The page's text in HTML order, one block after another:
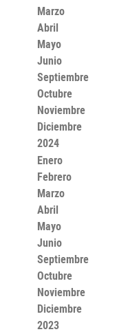
Marzo
Abril
Mayo
Junio
Septiembre
Octubre
Noviembre
Diciembre
2024
Enero
Febrero
Marzo
Abril
Mayo
Junio
Septiembre
Octubre
Noviembre
Diciembre
2023